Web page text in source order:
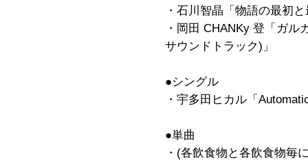
・石川智晶「物語の最初
・岡田 CHANKy 登「ガル
サウンドトラック)」
●シングル
・宇多田ヒカル「
●単曲
・(各飲食物と各飲食物毎